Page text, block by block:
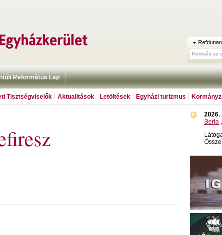
Református Lap
Tisztségviselők Aktualitások Letöltések Egyházi turizmus
2026.
Berta ,